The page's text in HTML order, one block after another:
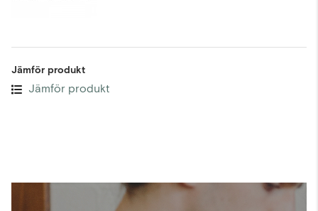
Jämför produkt
Jämför produkt